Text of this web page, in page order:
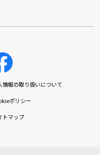
情報の取り扱いについて
ポリシー
トマップ